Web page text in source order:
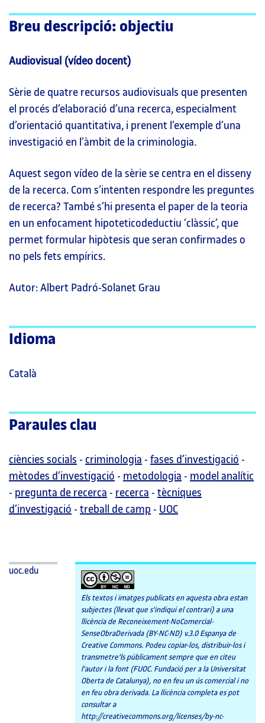
d
t
p
i
n
d
o
Breu descripció: objectiu
Audiovisual (vídeo docent)
Sèrie de quatre recursos audiovisuals que presenten
el procés d’elaboració d’una recerca, especialment
d’orientació quantitativa, i prenent l’exemple d’una
investigació en l’àmbit de la criminologia.
Aquest segon vídeo de la sèrie se centra en el disseny
de la recerca. Com s’intenten respondre les preguntes
de recerca? També s’hi presenta el paper de la teoria
en un enfocament hipoteticodeductiu ‘clàssic’, que
permet formular hipòtesis que seran confirmades o
no pels fets empírics.
Autor: Albert Padró-Solanet Grau
Idioma
Català
Paraules clau
ciències socials - criminologia - fases d’investigació -
mètodes d’investigació - metodologia - model analític
- pregunta de recerca - recerca - tècniques
d’investigació - treball de camp - UOC
uoc.edu
Els textos i imatges publicats en aquesta obra estan
subjectes (llevat que s'indiqui el contrari) a una
llicència de Reconeixement-NoComercial-
SenseObraDerivada (BY-NC-ND) v.3.0 Espanya de
Creative Commons. Podeu copiar-los, distribuir-los i
transmetre'ls públicament sempre que en citeu
l'autor i la font (FUOC. Fundació per a la Universitat
Oberta de Catalunya), no en feu un ús comercial i no
en feu obra derivada. La llicència completa es pot
consultar a
http://creativecommons.org/licenses/by-nc-